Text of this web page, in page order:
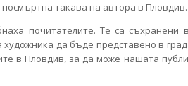
такава на автора в Пловдив.
почитателите. Те са
да бъде представено в
в Пловдив, за да може нашата